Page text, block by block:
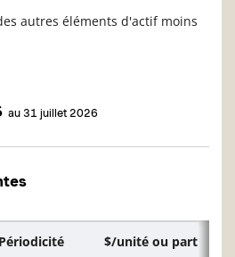
autres éléments d'actif moins
au 31 juillet 2026
Périodicité $/unité ou part